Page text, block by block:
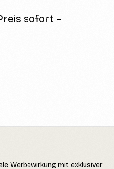
sofort –
Werbewirkung mit exklusiver